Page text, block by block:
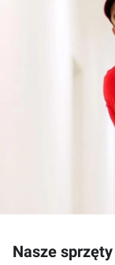
Nasze